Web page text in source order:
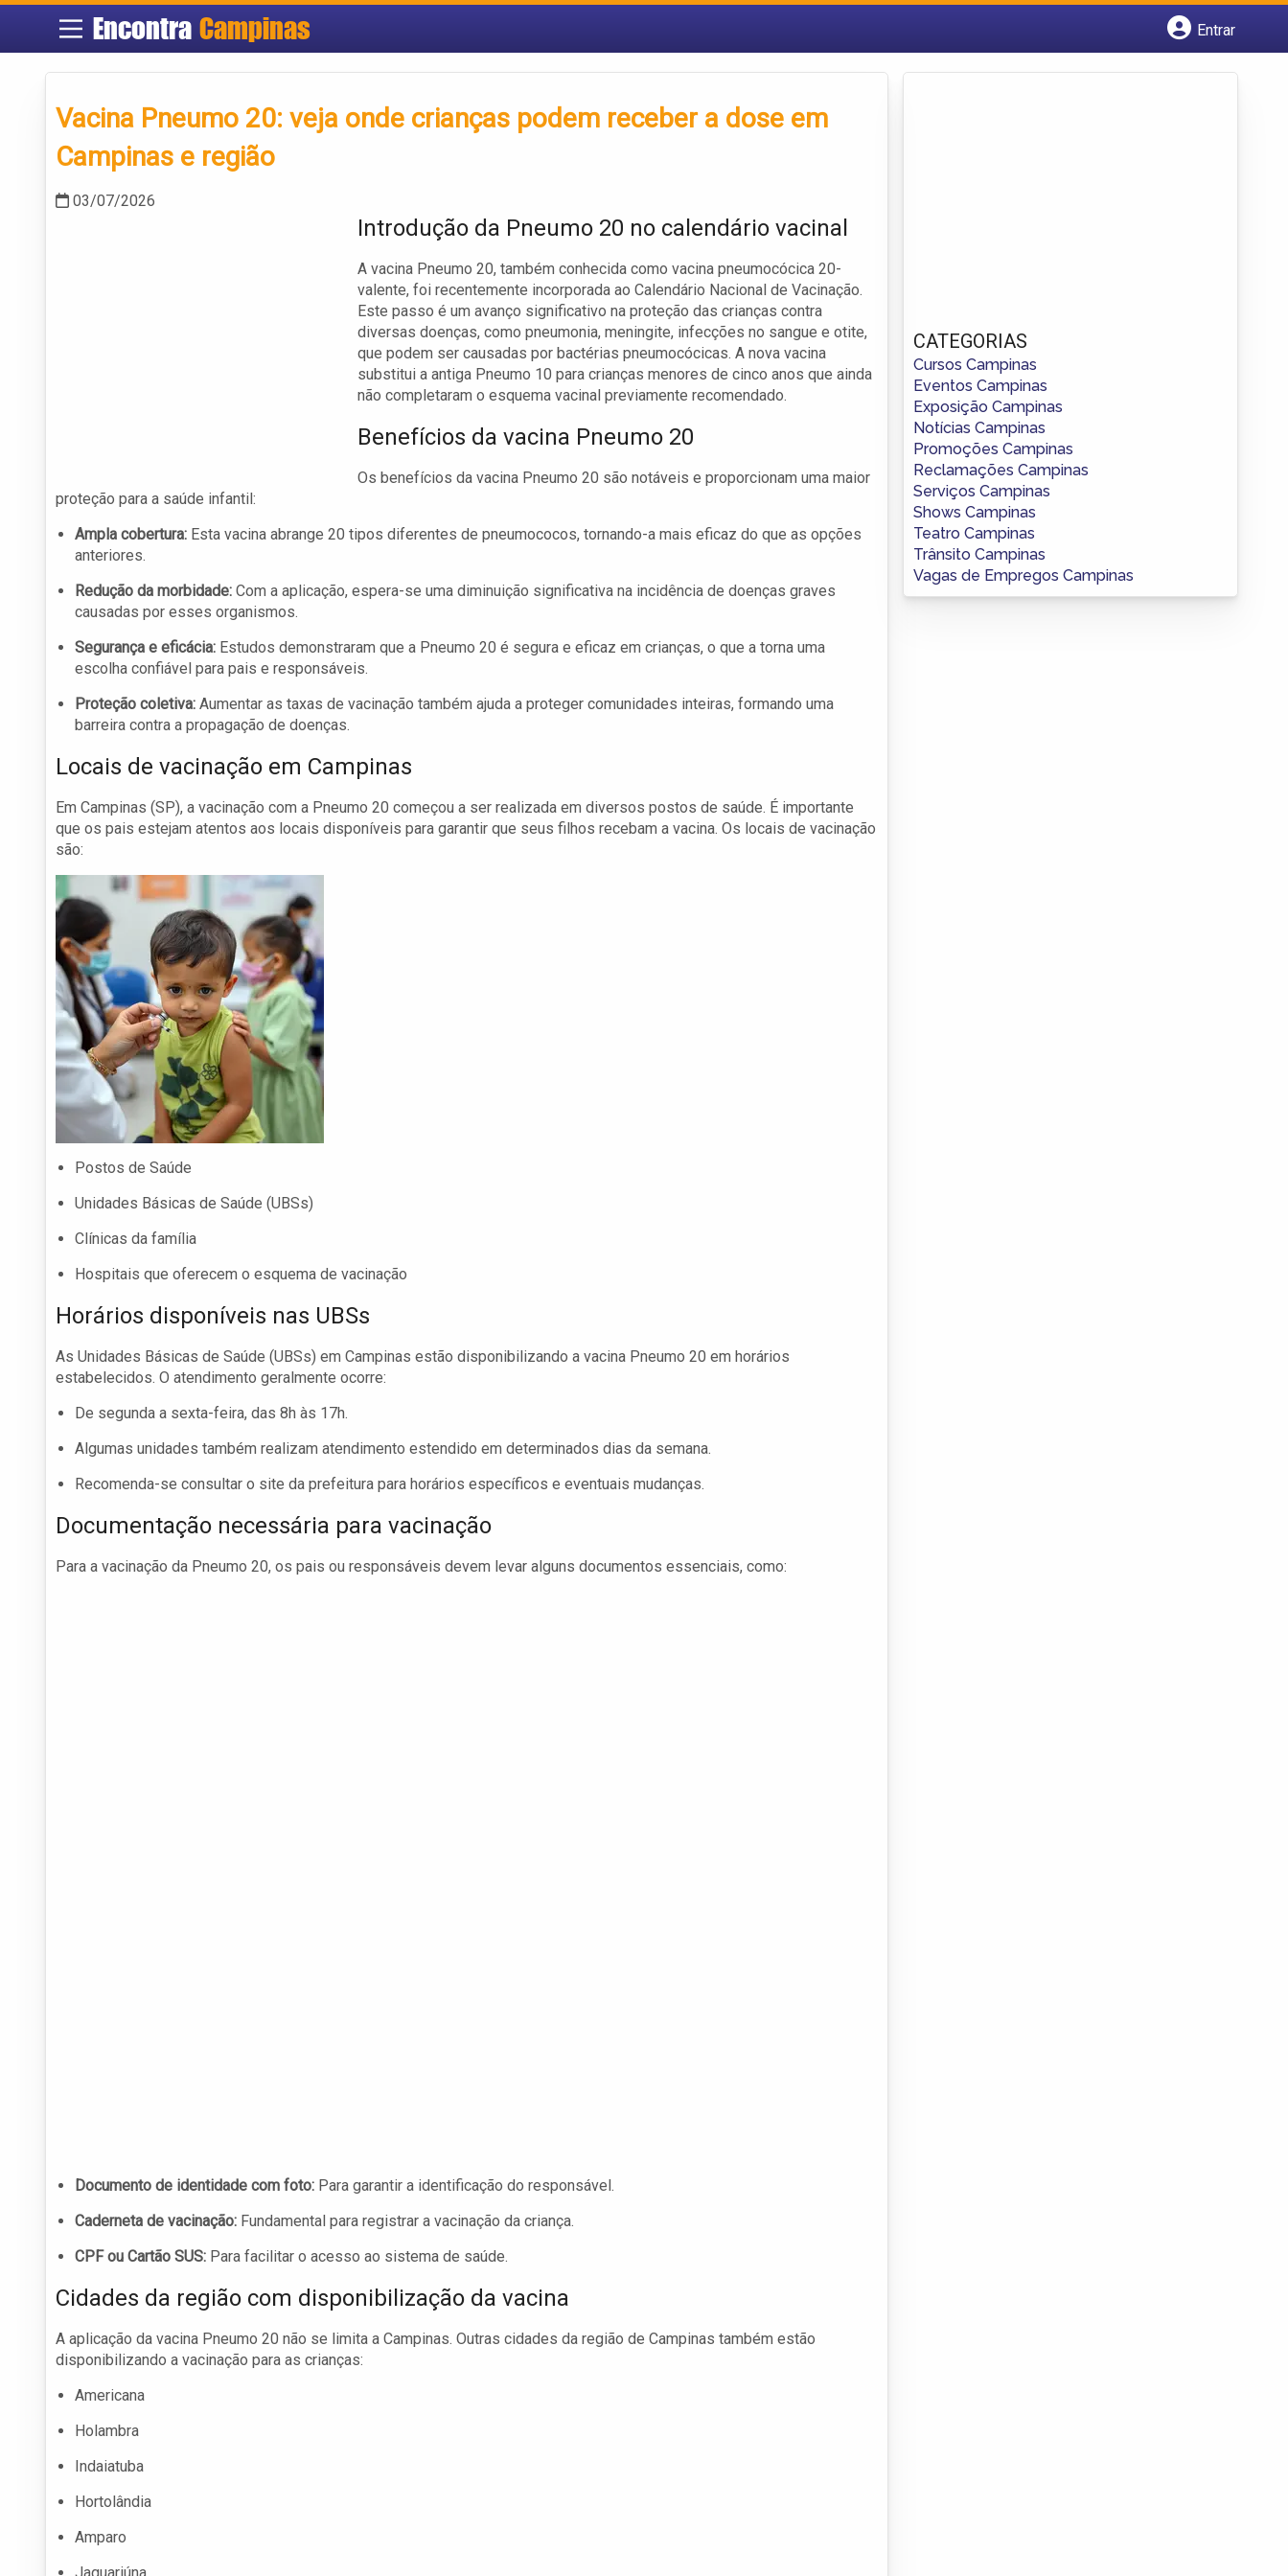
EncontraCampinas
Entrar
Vacina Pneumo 20: veja onde crianças podem receber a dose em
Campinas e região
03/07/2026
Introdução da Pneumo 20 no calendário vacinal
A vacina Pneumo 20, também conhecida como vacina pneumocócica 20-
valente, foi recentemente incorporada ao Calendário Nacional de Vacinação.
Este passo é um avanço significativo na proteção das crianças contra
diversas doenças, como pneumonia, meningite, infecções no sangue e otite,
que podem ser causadas por bactérias pneumocócicas. A nova vacina
substitui a antiga Pneumo 10 para crianças menores de cinco anos que ainda
não completaram o esquema vacinal previamente recomendado.
Benefícios da vacina Pneumo 20
Os benefícios da vacina Pneumo 20 são notáveis e proporcionam uma maior
proteção para a saúde infantil:
Ampla cobertura: Esta vacina abrange 20 tipos diferentes de pneumococos, tornando-a mais eficaz do que as opções
anteriores.
Redução da morbidade: Com a aplicação, espera-se uma diminuição significativa na incidência de doenças graves
causadas por esses organismos.
Segurança e eficácia: Estudos demonstraram que a Pneumo 20 é segura e eficaz em crianças, o que a torna uma
escolha confiável para pais e responsáveis.
Proteção coletiva: Aumentar as taxas de vacinação também ajuda a proteger comunidades inteiras, formando uma
barreira contra a propagação de doenças.
Locais de vacinação em Campinas
Em Campinas (SP), a vacinação com a Pneumo 20 começou a ser realizada em diversos postos de saúde. É importante
que os pais estejam atentos aos locais disponíveis para garantir que seus filhos recebam a vacina. Os locais de vacinação
são:
Postos de Saúde
Unidades Básicas de Saúde (UBSs)
Clínicas da família
Hospitais que oferecem o esquema de vacinação
Horários disponíveis nas UBSs
As Unidades Básicas de Saúde (UBSs) em Campinas estão disponibilizando a vacina Pneumo 20 em horários
estabelecidos. O atendimento geralmente ocorre:
De segunda a sexta-feira, das 8h às 17h.
Algumas unidades também realizam atendimento estendido em determinados dias da semana.
Recomenda-se consultar o site da prefeitura para horários específicos e eventuais mudanças.
Documentação necessária para vacinação
Para a vacinação da Pneumo 20, os pais ou responsáveis devem levar alguns documentos essenciais, como:
Documento de identidade com foto: Para garantir a identificação do responsável.
Caderneta de vacinação: Fundamental para registrar a vacinação da criança.
CPF ou Cartão SUS: Para facilitar o acesso ao sistema de saúde.
Cidades da região com disponibilização da vacina
A aplicação da vacina Pneumo 20 não se limita a Campinas. Outras cidades da região de Campinas também estão
disponibilizando a vacinação para as crianças:
Americana
Holambra
Indaiatuba
Hortolândia
Amparo
CATEGORIAS
Cursos Campinas
Eventos Campinas
Exposição Campinas
Notícias Campinas
Promoções Campinas
Reclamações Campinas
Serviços Campinas
Shows Campinas
Teatro Campinas
Trânsito Campinas
Vagas de Empregos Campinas